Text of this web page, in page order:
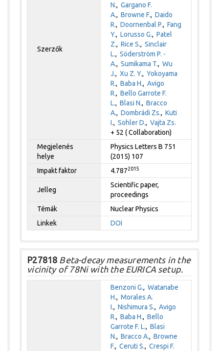
Szerzők
N.,Gargano F.
A.,Browne F.,Daido
R.,Doornenbal P.,Fang
Y.,Lorusso G.,Patel
Z.,Rice S.,Sinclair
L.,Söderström P. -
A.,Sumikama T.,Wu
J.,Xu Z. Y.,Yokoyama
R.,Baba H.,Avigo
R.,Bello Garrote F.
L.,Blasi N.,Bracco
A.,Dombrádi Zs.,Kuti
I.,Sohler D.,Vajta Zs.
+ 52 ( Collaboration)
Megjelenés
helye
Physics Letters B 751
(2015) 107
Impakt faktor
4.7872015
Jelleg
Scientific paper,
proceedings
Témák
Nuclear Physics
Linkek
DOI
P27818 Beta-decay measurements in the
vicinity of 78Ni with the EURICA setup.
Benzoni G.,Watanabe
H.,Morales A.
I.,Nishimura S.,Avigo
R.,Baba H.,Bello
Garrote F. L.,Blasi
N.,Bracco A.,Browne
F.,Ceruti S.,Crespi F.